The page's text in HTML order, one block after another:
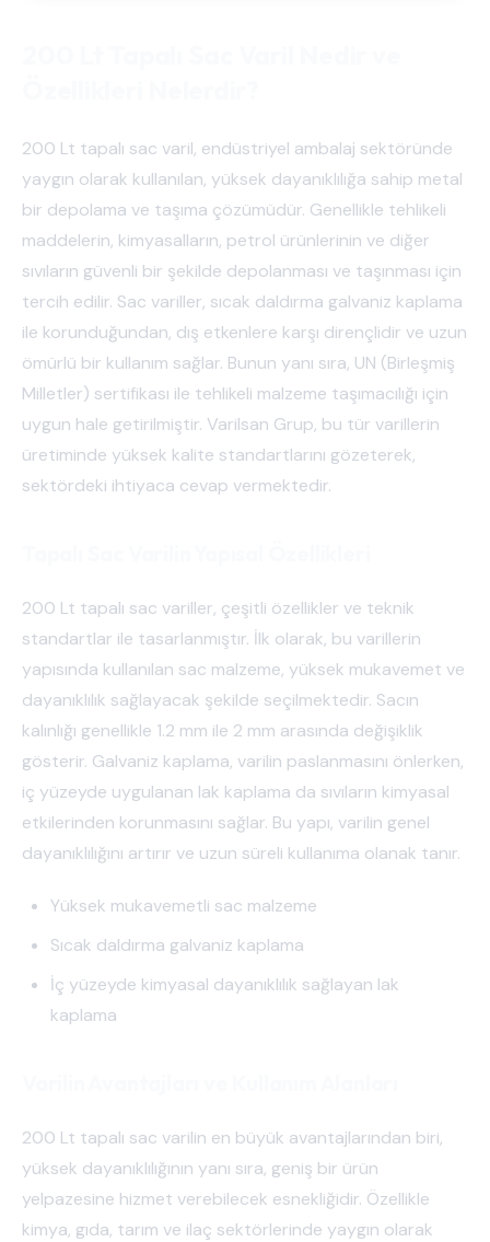
200 Lt tapalı sac varil, endüstriyel ambalaj sektöründe
yaygın olarak kullanılan, yüksek dayanıklılığa sahip metal
bir depolama ve taşıma çözümüdür. Genellikle tehlikeli
maddelerin, kimyasalların, petrol ürünlerinin ve diğer
sıvıların güvenli bir şekilde depolanması ve taşınması için
tercih edilir. Sac variller, sıcak daldırma galvaniz kaplama
ile korunduğundan, dış etkenlere karşı dirençlidir ve uzun
ömürlü bir kullanım sağlar. Bunun yanı sıra, UN (Birleşmiş
Milletler) sertifikası ile tehlikeli malzeme taşımacılığı için
uygun hale getirilmiştir. Varilsan Grup, bu tür varillerin
üretiminde yüksek kalite standartlarını gözeterek,
sektördeki ihtiyaca cevap vermektedir.
200 Lt tapalı sac variller, çeşitli özellikler ve teknik
standartlar ile tasarlanmıştır. İlk olarak, bu varillerin
yapısında kullanılan sac malzeme, yüksek mukavemet ve
dayanıklılık sağlayacak şekilde seçilmektedir. Sacın
kalınlığı genellikle 1.2 mm ile 2 mm arasında değişiklik
gösterir. Galvaniz kaplama, varilin paslanmasını önlerken,
iç yüzeyde uygulanan lak kaplama da sıvıların kimyasal
etkilerinden korunmasını sağlar. Bu yapı, varilin genel
dayanıklılığını artırır ve uzun süreli kullanıma olanak tanır.
Yüksek mukavemetli sac malzeme
Sıcak daldırma galvaniz kaplama
İç yüzeyde kimyasal dayanıklılık sağlayan lak
kaplama
200 Lt tapalı sac varilin en büyük avantajlarından biri,
yüksek dayanıklılığının yanı sıra, geniş bir ürün
yelpazesine hizmet verebilecek esnekliğidir. Özellikle
kimya, gıda, tarım ve ilaç sektörlerinde yaygın olarak